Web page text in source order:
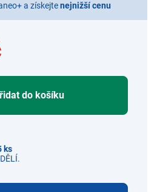
a získejtenejnižší cenu
do košíku
ks